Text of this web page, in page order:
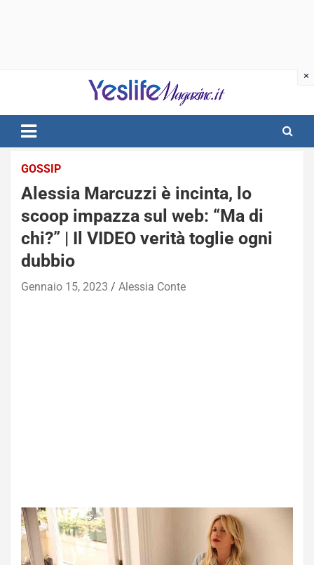
notizie di intrattenimento
GOSSIP
Alessia Marcuzzi è incinta, lo
scoop impazza sul web: “Ma di
chi?” | Il VIDEO verità toglie ogni
dubbio
Gennaio 15, 2023 Alessia Conte